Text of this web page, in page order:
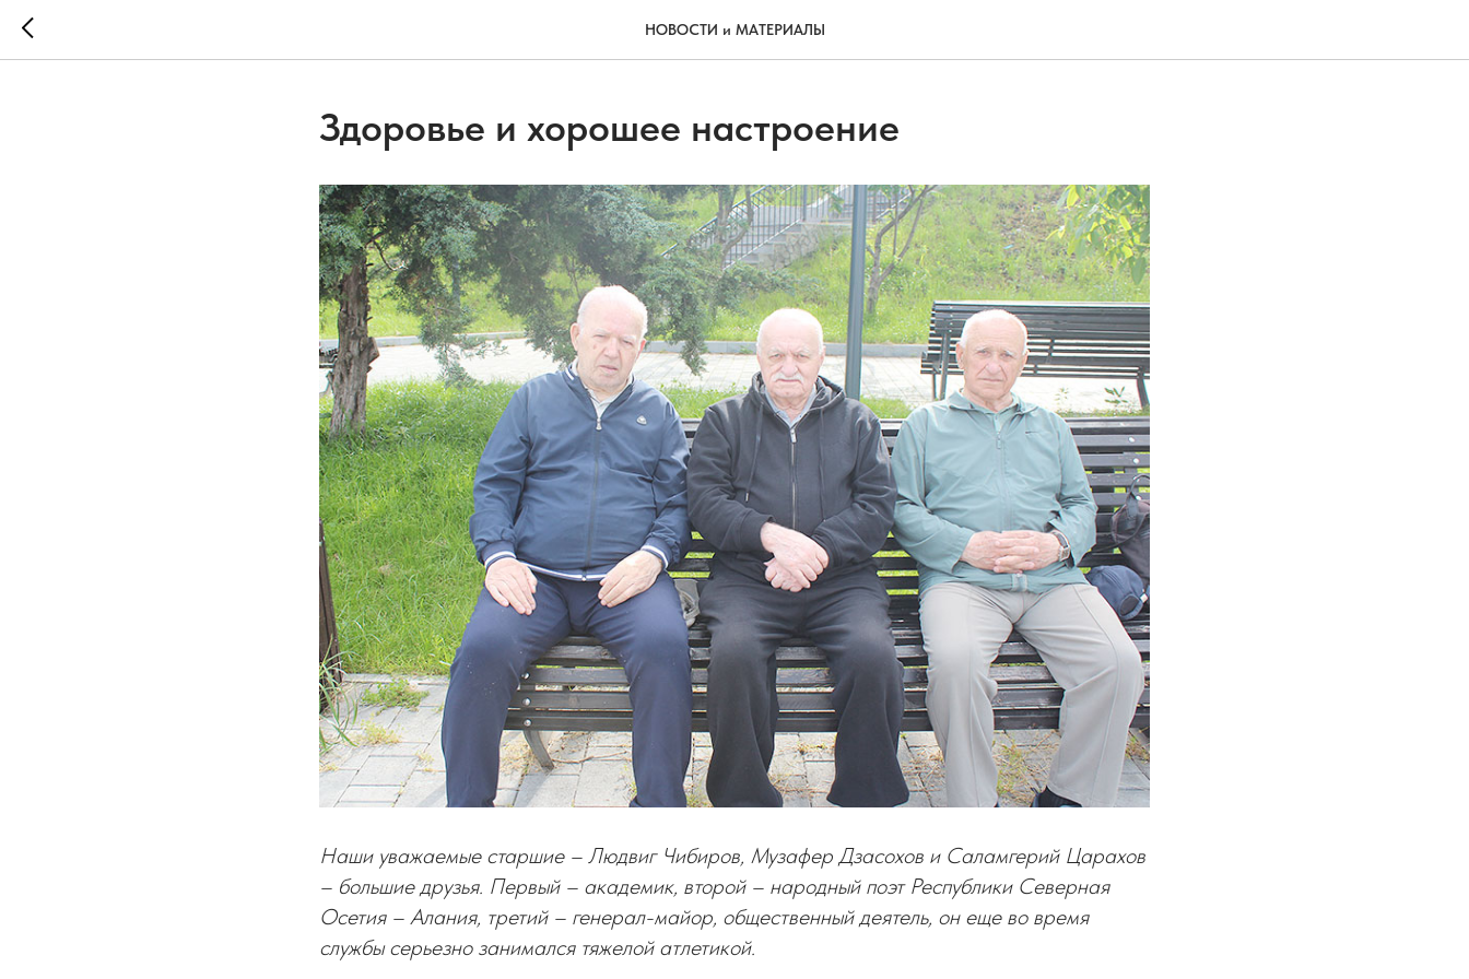
НОВОСТИ и МАТЕРИАЛЫ
Здоровье и хорошее настроение
Наши уважаемые старшие – Людвиг Чибиров, Музафер Дзасохов и Саламгерий Царахов
– большие друзья. Первый – академик, второй – народный поэт Республики Северная
Осетия – Алания, третий – генерал-майор, общественный деятель, он еще во время
службы серьезно занимался тяжелой атлетикой.